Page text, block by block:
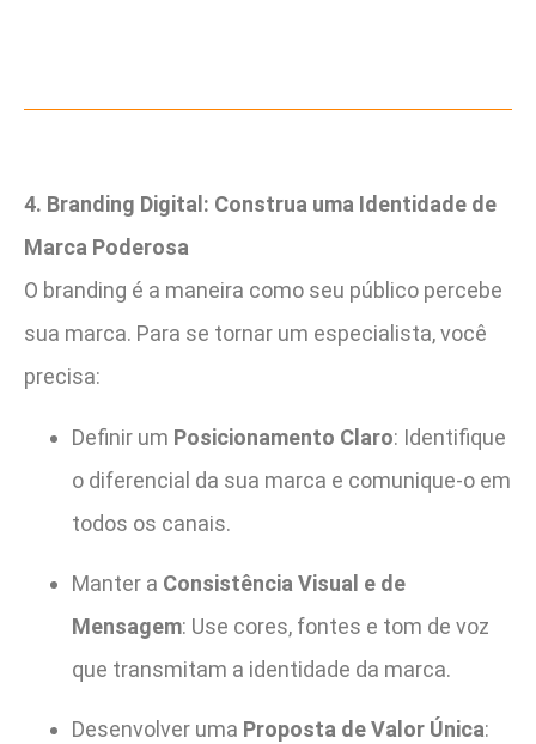
4. Branding Digital: Construa uma Identidade de
Marca Poderosa
O branding é a maneira como seu público percebe
sua marca. Para se tornar um especialista, você
precisa:
Definir um Posicionamento Claro: Identifique
o diferencial da sua marca e comunique-o em
todos os canais.
Manter a Consistência Visual e de
Mensagem: Use cores, fontes e tom de voz
que transmitam a identidade da marca.
Desenvolver uma Proposta de Valor Única: